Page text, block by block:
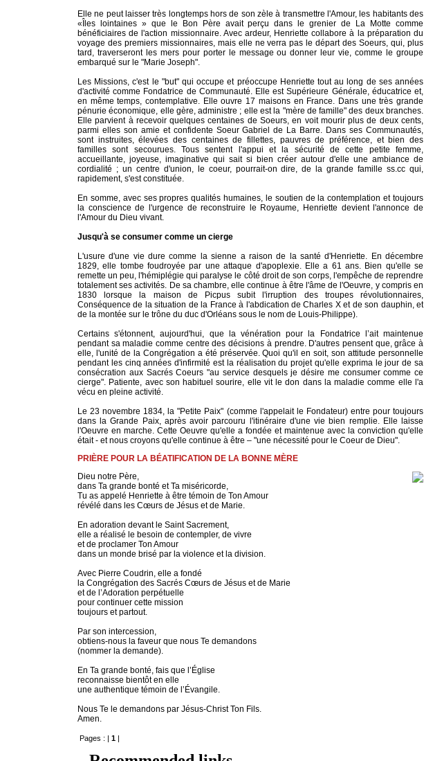
Elle ne peut laisser très longtemps hors de son zèle à transmettre l'Amour, les habitants des
«Îles lointaines » que le Bon Père avait perçu dans le grenier de La Motte comme
bénéficiaires de l'action missionnaire. Avec ardeur, Henriette collabore à la préparation du
voyage des premiers missionnaires, mais elle ne verra pas le départ des Soeurs, qui, plus
tard, traverseront les mers pour porter le message ou donner leur vie, comme le groupe
embarqué sur le "Marie Joseph".
Les Missions, c'est le "but" qui occupe et préoccupe Henriette tout au long de ses années
d'activité comme Fondatrice de Communauté. Elle est Supérieure Générale, éducatrice et,
en même temps, contemplative. Elle ouvre 17 maisons en France. Dans une très grande
pénurie économique, elle gère, administre ; elle est la "mère de famille" des deux branches.
Elle parvient à recevoir quelques centaines de Soeurs, en voit mourir plus de deux cents,
parmi elles son amie et confidente Soeur Gabriel de La Barre. Dans ses Communautés,
sont instruites, élevées des centaines de fillettes, pauvres de préférence, et bien des
familles sont secourues. Tous sentent l'appui et la sécurité de cette petite femme,
accueillante, joyeuse, imaginative qui sait si bien créer autour d'elle une ambiance de
cordialité ; un centre d'union, le coeur, pourrait-on dire, de la grande famille ss.cc qui,
rapidement, s'est constituée.
En somme, avec ses propres qualités humaines, le soutien de la contemplation et toujours
la conscience de l'urgence de reconstruire le Royaume, Henriette devient l'annonce de
l'Amour du Dieu vivant.
Jusqu'à se consumer comme un cierge
L'usure d'une vie dure comme la sienne a raison de la santé d'Henriette. En décembre
1829, elle tombe foudroyée par une attaque d'apoplexie. Elle a 61 ans. Bien qu'elle se
remette un peu, l'hémiplégie qui paralyse le côté droit de son corps, l'empêche de reprendre
totalement ses activités. De sa chambre, elle continue à être l'âme de l'Oeuvre, y compris en
1830 lorsque la maison de Picpus subit l'irruption des troupes révolutionnaires,
Conséquence de la situation de la France à l'abdication de Charles X et de son dauphin, et
de la montée sur le trône du duc d'Orléans sous le nom de Louis-Philippe).
Certains s'étonnent, aujourd'hui, que la vénération pour la Fondatrice l’ait maintenue
pendant sa maladie comme centre des décisions à prendre. D'autres pensent que, grâce à
elle, l'unité de la Congrégation a été préservée. Quoi qu'il en soit, son attitude personnelle
pendant les cinq années d'infirmité est la réalisation du projet qu'elle exprima le jour de sa
consécration aux Sacrés Coeurs "au service desquels je désire me consumer comme ce
cierge". Patiente, avec son habituel sourire, elle vit le don dans la maladie comme elle l'a
vécu en pleine activité.
Le 23 novembre 1834, la "Petite Paix" (comme l'appelait le Fondateur) entre pour toujours
dans la Grande Paix, après avoir parcouru l'itinéraire d'une vie bien remplie. Elle laisse
l'Oeuvre en marche. Cette Oeuvre qu'elle a fondée et maintenue avec la conviction qu'elle
était - et nous croyons qu'elle continue à être – "une nécessité pour le Coeur de Dieu".
PRIÈRE POUR LA BÉATIFICATION DE LA BONNE MÈRE
Dieu notre Père,
dans Ta grande bonté et Ta miséricorde,
Tu as appelé Henriette à être témoin de Ton Amour
révélé dans les Cœurs de Jésus et de Marie.
En adoration devant le Saint Sacrement,
elle a réalisé le besoin de contempler, de vivre
et de proclamer Ton Amour
dans un monde brisé par la violence et la division.
Avec Pierre Coudrin, elle a fondé
la Congrégation des Sacrés Cœurs de Jésus et de Marie
et de l’Adoration perpétuelle
pour continuer cette mission
toujours et partout.
Par son intercession,
obtiens-nous la faveur que nous Te demandons
(nommer la demande).
En Ta grande bonté, fais que l’Église
reconnaisse bientôt en elle
une authentique témoin de l’Évangile.
Nous Te le demandons par Jésus-Christ Ton Fils.
Amen.
Pages : | 1 |